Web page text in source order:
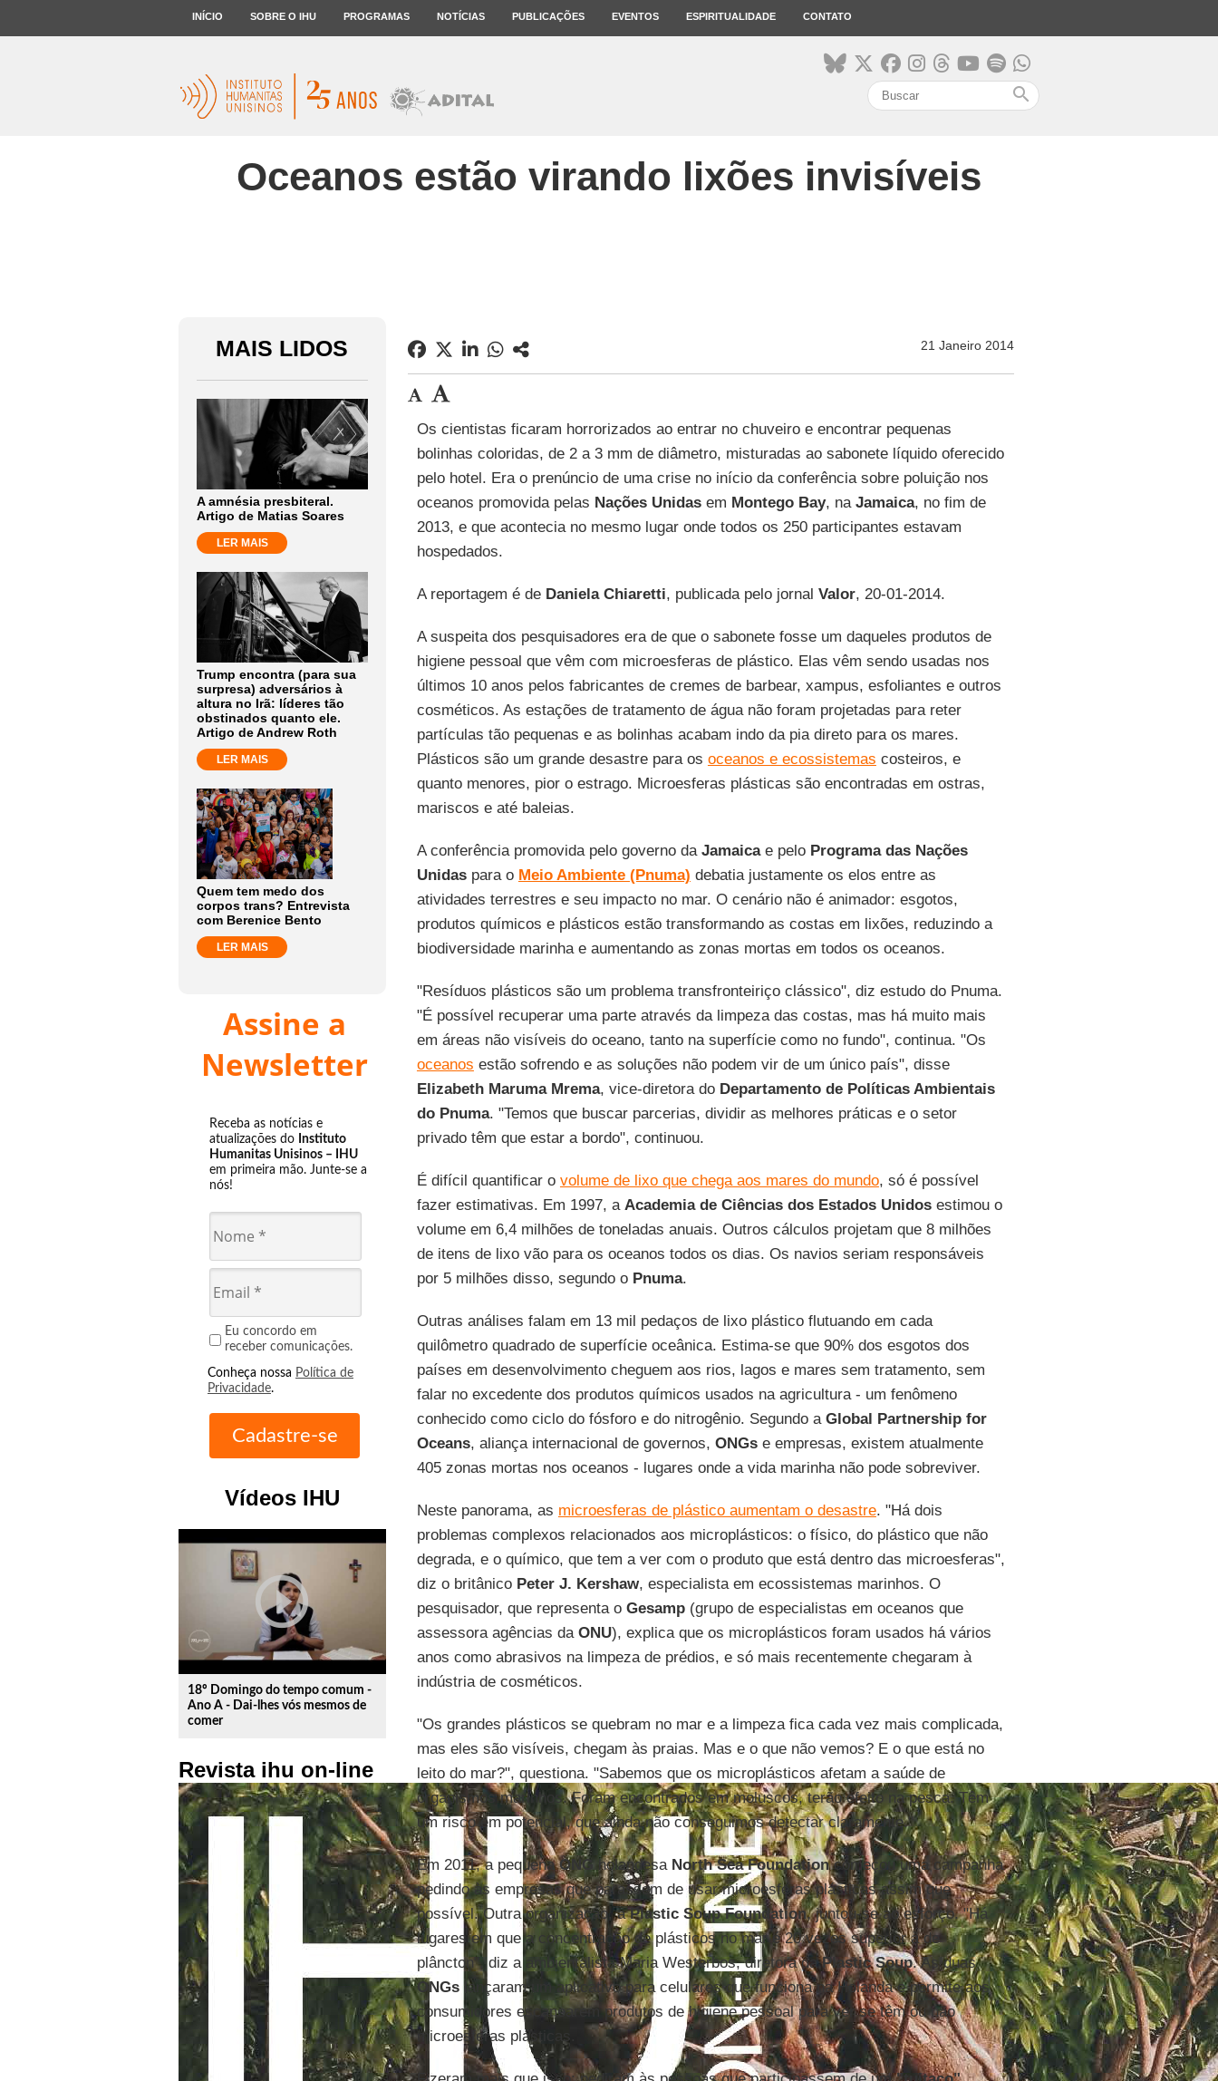
INÍCIO SOBRE O IHU PROGRAMAS NOTÍCIAS PUBLICAÇÕES EVENTOS ESPIRITUALIDADE CONTATO
search
Oceanos estão virando lixões invisíveis
MAIS LIDOS
A amnésia presbiteral.
Artigo de Matias Soares
LER MAIS
Trump encontra (para sua
surpresa) adversários à
altura no Irã: líderes tão
obstinados quanto ele.
Artigo de Andrew Roth
LER MAIS
Quem tem medo dos
corpos trans? Entrevista
com Berenice Bento
LER MAIS
Assine a
Newsletter
Receba as notícias e
atualizações do Instituto
Humanitas Unisinos – IHU
em primeira mão. Junte-se a
nós!
Eu concordo em
receber comunicações.
Conheça nossa Política de
Privacidade.
Vídeos IHU
play_circle_outline
18º Domingo do tempo comum -
Ano A - Dai-lhes vós mesmos de
comer
Revista ihu on-line
21 Janeiro 2014
Os cientistas ficaram horrorizados ao entrar no chuveiro e encontrar pequenas
bolinhas coloridas, de 2 a 3 mm de diâmetro, misturadas ao sabonete líquido oferecido
pelo hotel. Era o prenúncio de uma crise no início da conferência sobre poluição nos
oceanos promovida pelas Nações Unidasem Montego Bay, na Jamaica, no fim de
2013, e que acontecia no mesmo lugar onde todos os 250 participantes estavam
hospedados.
A reportagem é de Daniela Chiaretti, publicada pelo jornal Valor, 20-01-2014.
A suspeita dos pesquisadores era de que o sabonete fosse um daqueles produtos de
higiene pessoal que vêm com microesferas de plástico. Elas vêm sendo usadas nos
últimos 10 anos pelos fabricantes de cremes de barbear, xampus, esfoliantes e outros
cosméticos. As estações de tratamento de água não foram projetadas para reter
partículas tão pequenas e as bolinhas acabam indo da pia direto para os mares.
Plásticos são um grande desastre para os oceanos e ecossistemas costeiros, e
quanto menores, pior o estrago. Microesferas plásticas são encontradas em ostras,
mariscos e até baleias.
A conferência promovida pelo governo da Jamaicae pelo Programa das Nações
Unidaspara o Meio Ambiente (Pnuma) debatia justamente os elos entre as
atividades terrestres e seu impacto no mar. O cenário não é animador: esgotos,
produtos químicos e plásticos estão transformando as costas em lixões, reduzindo a
biodiversidade marinha e aumentando as zonas mortas em todos os oceanos.
"Resíduos plásticos são um problema transfronteiriço clássico", diz estudo do Pnuma.
"É possível recuperar uma parte através da limpeza das costas, mas há muito mais
em áreas não visíveis do oceano, tanto na superfície como no fundo", continua. "Os
oceanos estão sofrendo e as soluções não podem vir de um único país", disse
Elizabeth Maruma Mrema, vice-diretora do Departamento de Políticas Ambientais
do Pnuma. "Temos que buscar parcerias, dividir as melhores práticas e o setor
privado têm que estar a bordo", continuou.
É difícil quantificar o volume de lixo que chega aos mares do mundo, só é possível
fazer estimativas. Em 1997, a Academia de Ciências dos Estados Unidosestimou o
volume em 6,4 milhões de toneladas anuais. Outros cálculos projetam que 8 milhões
de itens de lixo vão para os oceanos todos os dias. Os navios seriam responsáveis
por 5 milhões disso, segundo oPnuma.
Outras análises falam em 13 mil pedaços de lixo plástico flutuando em cada
quilômetro quadrado de superfície oceânica. Estima-se que 90% dos esgotos dos
países em desenvolvimento cheguem aos rios, lagos e mares sem tratamento, sem
falar no excedente dos produtos químicos usados na agricultura - um fenômeno
conhecido como ciclo do fósforo e do nitrogênio. Segundo a Global Partnership for
Oceans, aliança internacional de governos, ONGse empresas, existem atualmente
405 zonas mortas nos oceanos - lugares onde a vida marinha não pode sobreviver.
Neste panorama, as microesferas de plástico aumentam o desastre. "Há dois
problemas complexos relacionados aos microplásticos: o físico, do plástico que não
degrada, e o químico, que tem a ver com o produto que está dentro das microesferas",
diz o britânico Peter J. Kershaw, especialista em ecossistemas marinhos. O
pesquisador, que representa o Gesamp(grupo de especialistas em oceanos que
assessora agências da ONU), explica que os microplásticos foram usados há vários
anos como abrasivos na limpeza de prédios, e só mais recentemente chegaram à
indústria de cosméticos.
"Os grandes plásticos se quebram no mar e a limpeza fica cada vez mais complicada,
mas eles são visíveis, chegam às praias. Mas e o que não vemos? E o que está no
leito do mar?", questiona. "Sabemos que os microplásticos afetam a saúde de
organismos marinhos. Foram encontrados em moluscos, terão efeito na pesca. Têm
um risco em potencial, que ainda não conseguimos detectar claramente."
Em 2011, a pequenaONG holandesa North Sea Foundationcomeçou uma campanha
pedindo às empresas que parassem de usar microesferas plásticas assim que
possível. Outra organização, aPlastic Soup Foundation, juntou-se ao esforço. "Há
lugares em que a concentração de plásticos no mar é 20 vezes superior à de
plâncton", diz a ambientalista Maria Westerbos, diretora daPlastic Soup. As duas
ONGslançaram um aplicativo para celulares que funciona na Holanda e permite aos
consumidores escanearem produtos de higiene pessoal para ver se têm ou não
microesferas plásticas.